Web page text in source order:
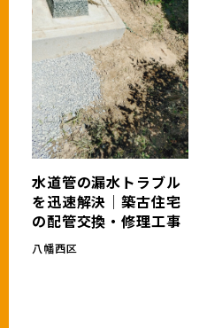
水道管の漏水トラブル
を迅速解決｜築古住宅
の配管交換・修理工事
八幡西区